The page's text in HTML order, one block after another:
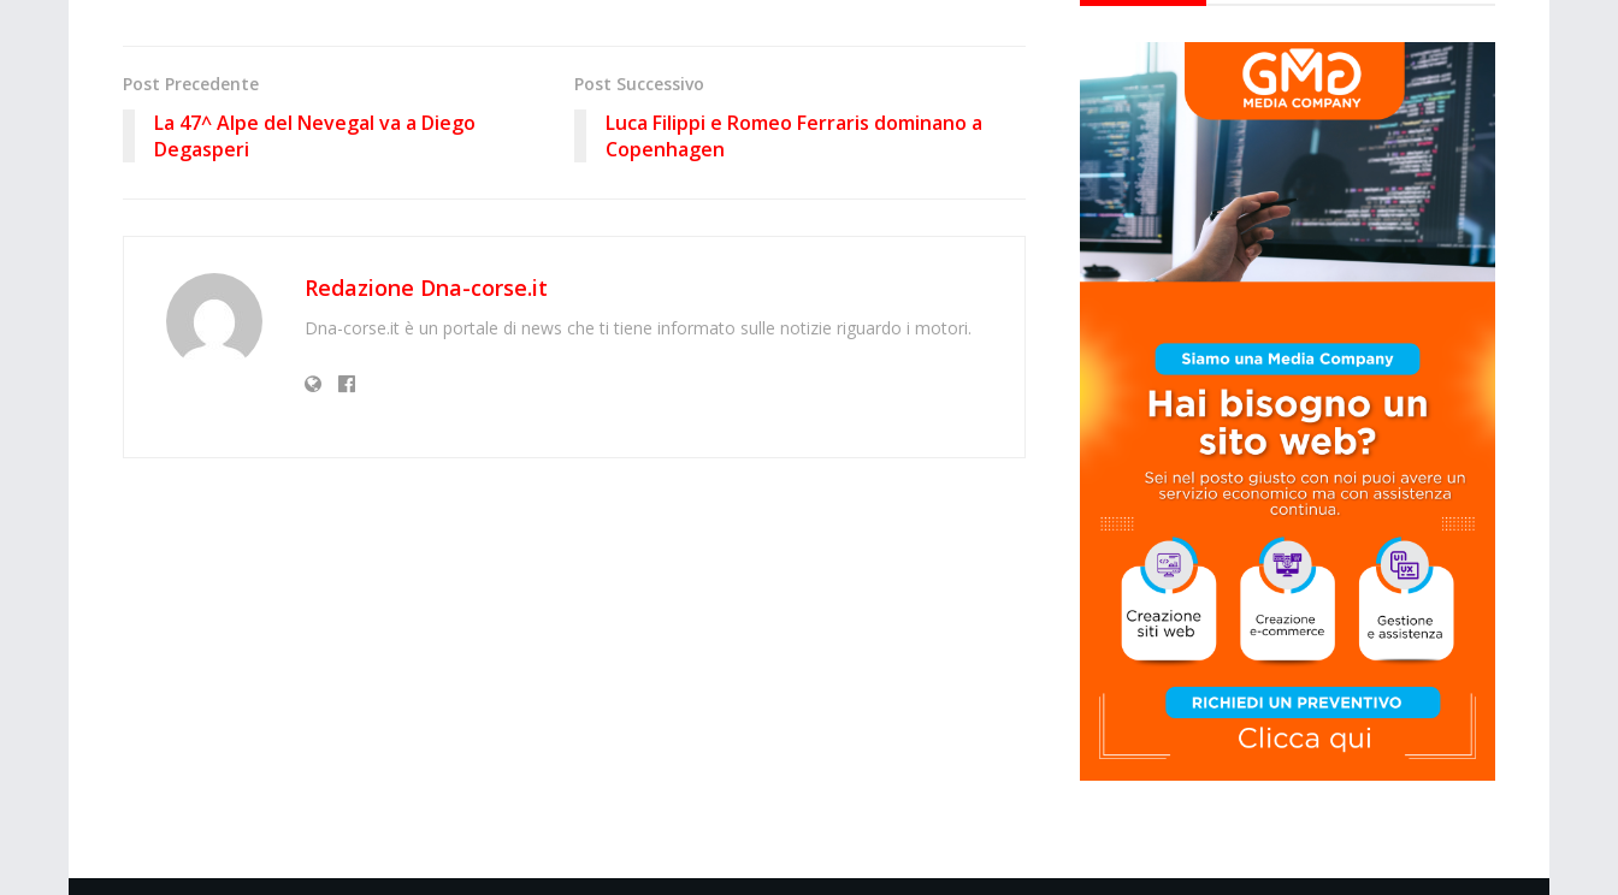
Post Precedente
La 47^ Alpe del Nevegal va a Diego
Degasperi
Post Successivo
Luca Filippi e Romeo Ferraris dominano a
Copenhagen
Redazione Dna-corse.it
Dna-corse.it è un portale di news che ti tiene informato sulle notizie riguardo i motori.